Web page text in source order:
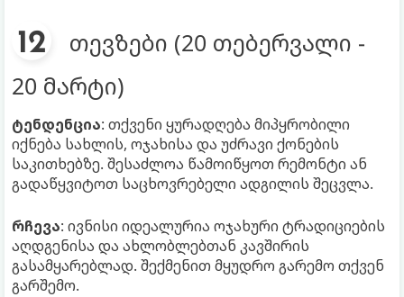
თევზები (20 თებერვალი -
20 მარტი)
ტენდენცია: თქვენი ყურადღება მიპყრობილი
იქნება სახლის, ოჯახისა და უძრავი ქონების
საკითხებზე. შესაძლოა წამოიწყოთ რემონტი ან
გადაწყვიტოთ საცხოვრებელი ადგილის შეცვლა.
რჩევა: ივნისი იდეალურია ოჯახური ტრადიციების
აღდგენისა და ახლობლებთან კავშირის
გასამყარებლად. შექმენით მყუდრო გარემო თქვენ
გარშემო.